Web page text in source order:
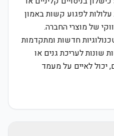
לפגוע קשות באמון
של מוצרי החברה.
חדשות ומתקדמות
שונות לעריכת גנים או
יכול לאיים על מעמד